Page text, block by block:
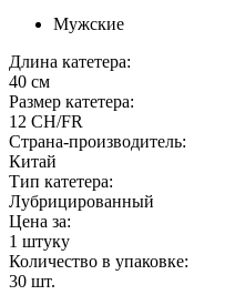
Мужские
Длина катетера:
40 см
Размер катетера:
12 CH/FR
Страна-производитель:
Китай
Тип катетера:
Лубрицированный
Цена за:
1 штуку
Количество в упаковке:
30 шт.